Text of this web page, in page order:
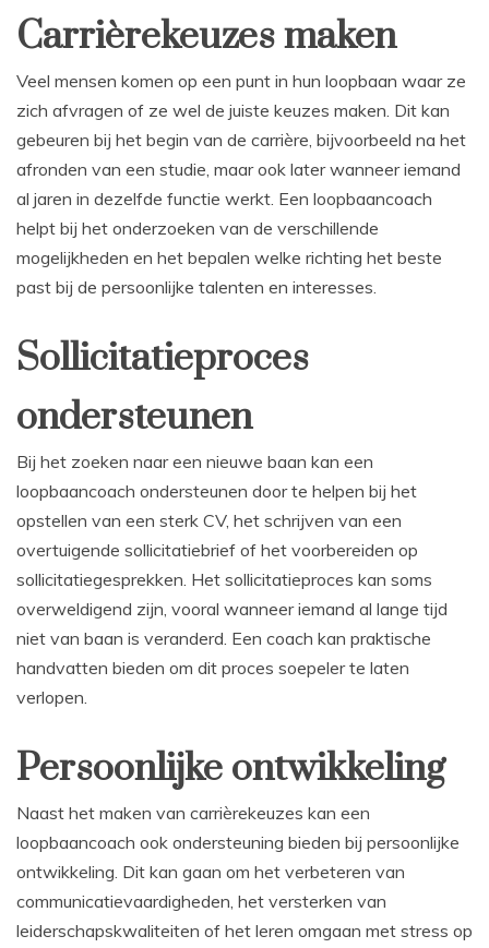
Carrièrekeuzes maken
Veel mensen komen op een punt in hun loopbaan waar ze
zich afvragen of ze wel de juiste keuzes maken. Dit kan
gebeuren bij het begin van de carrière, bijvoorbeeld na het
afronden van een studie, maar ook later wanneer iemand
al jaren in dezelfde functie werkt. Een loopbaancoach
helpt bij het onderzoeken van de verschillende
mogelijkheden en het bepalen welke richting het beste
past bij de persoonlijke talenten en interesses.
Sollicitatieproces
ondersteunen
Bij het zoeken naar een nieuwe baan kan een
loopbaancoach ondersteunen door te helpen bij het
opstellen van een sterk CV, het schrijven van een
overtuigende sollicitatiebrief of het voorbereiden op
sollicitatiegesprekken. Het sollicitatieproces kan soms
overweldigend zijn, vooral wanneer iemand al lange tijd
niet van baan is veranderd. Een coach kan praktische
handvatten bieden om dit proces soepeler te laten
verlopen.
Persoonlijke ontwikkeling
Naast het maken van carrièrekeuzes kan een
loopbaancoach ook ondersteuning bieden bij persoonlijke
ontwikkeling. Dit kan gaan om het verbeteren van
communicatievaardigheden, het versterken van
leiderschapskwaliteiten of het leren omgaan met stress op